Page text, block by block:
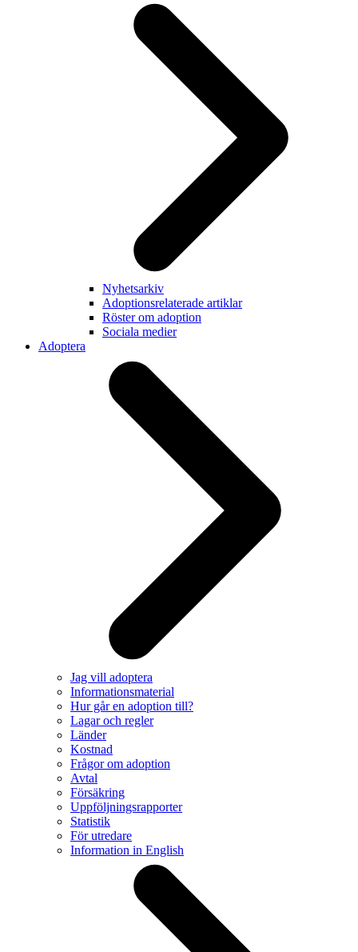
Nyhetsarkiv
Adoptionsrelaterade artiklar
Röster om adoption
Sociala medier
Adoptera
Jag vill adoptera
Informationsmaterial
Hur går en adoption till?
Lagar och regler
Länder
Kostnad
Frågor om adoption
Avtal
Försäkring
Uppföljningsrapporter
Statistik
För utredare
Information in English